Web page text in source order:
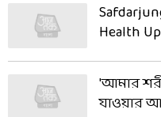
Health
'আমার
যাওয়ার